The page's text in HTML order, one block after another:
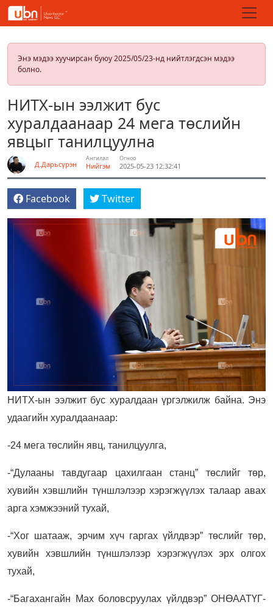
Энэ мэдээ хуучирсан буюу 2025/05/23-нд нийтлэгдсэн мэдээ
болно.
НИТХ-ын ээлжит бус
хуралдаанаар 24 мега төслийн
явцыг танилцуулна
Д.Дарьсүрэн
Ангилал
Нийгэм
Огноо
2025-05-23 12:32:41
Facebook Twitter
НИТХ-ын ээлжит бус хуралдаан үргэлжилж байна. Энэ
удаагийн хуралдаанаар:
-24 мега төслийн явц, танилцуулга,
-“Дулааны тавдугаар цахилгаан станц” төслийг төр,
хувийн хэвшлийн түншлэлээр хэрэгжүүлэх талаар авах
арга хэмжээний тухай,
-“Хог шатааж, эрчим хүч гаргах үйлдвэр” төслийг төр,
хувийн хэвшлийн түншлэлээр хэрэгжүүлэх эрх олгох
тухай,
-“Багахангайн Мах боловсруулах үйлдвэр” ОНӨААТҮГ-